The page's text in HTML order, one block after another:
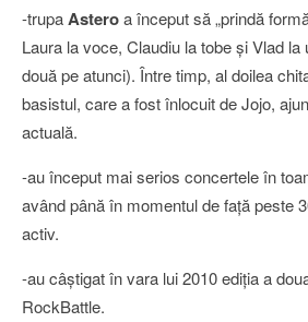
-trupaAsteroa început să „prindă
Laura la voce, Claudiu la tobe şi Vlad la
două pe atunci). Între timp, al doilea
basistul, care a fost înlocuit de Jojo,
actuală.
-au început mai serios concertele în
având până în momentul de faţă peste
activ.
-au câştigat în vara lui 2010 ediţia a
RockBattle.